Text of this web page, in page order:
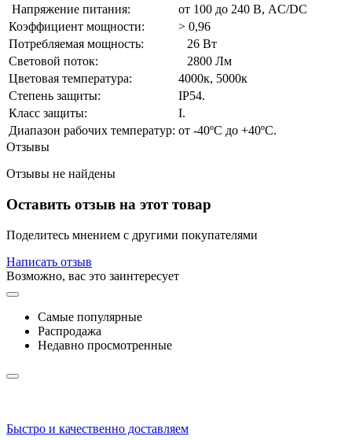
Напряжение питания:
от 100 до 240 В, AC/DC
Коэффициент мощности:
> 0,96
Потребляемая мощность:
26 Вт
Световой поток:
2800 Лм
Цветовая температура:
4000к, 5000к
Степень защиты:
IP54.
Класс защиты:
I.
Диапазон рабочих температур: от -40ºС до +40ºС.
Отзывы
Отзывы не найдены
Оставить отзыв на этот товар
Поделитесь мнением с другими покупателями
Написать отзыв
Возможно, вас это заинтересует
Самые популярные
Распродажа
Недавно просмотренные
Быстро и качественно доставляем